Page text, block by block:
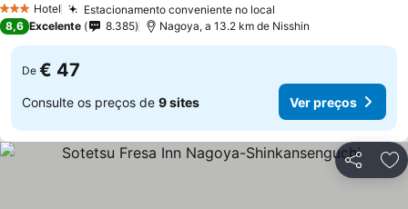
3 EstrelasHotel Estacionamento conveniente no local
8,6 Excelente 8.385 Nagoya, a 13.2 km de Nisshin
De € 47
Consulte os preços de 9 sites Ver preços
Partilhar